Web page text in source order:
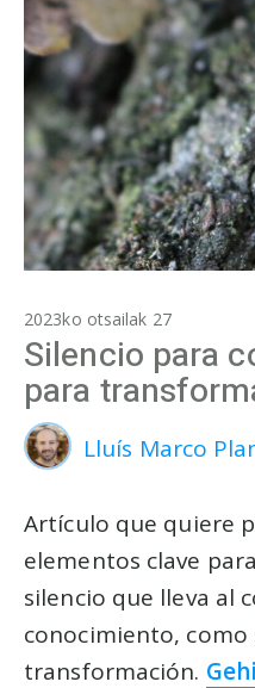
2023ko otsailak 27
Silencio para
para
Lluís Marco
Artículo que quiere
elementos clave
silencio que lleva al
conocimiento, como
transformación.